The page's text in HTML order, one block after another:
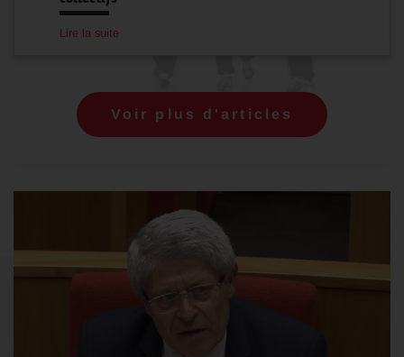
Lire la suite
Voir plus d'articles